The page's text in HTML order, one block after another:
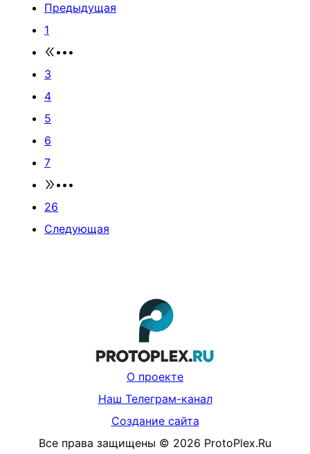
Предыдущая
1
•••
3
4
5
6
7
•••
26
Следующая
О проекте
Наш Телеграм-канал
Создание сайта
Все права защищены © 2026 ProtoPlex.Ru